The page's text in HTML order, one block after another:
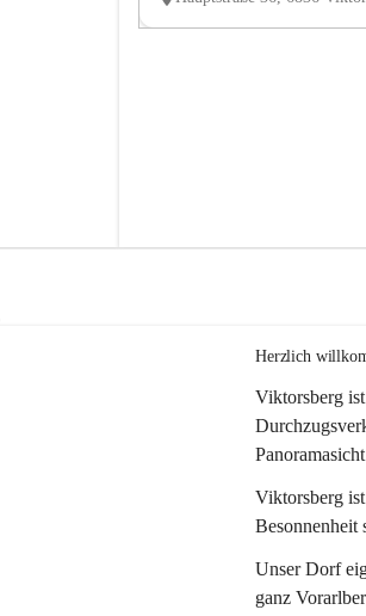
Herzlich
Viktorsberg
Viktorsberg
Besonnenheit
Unser Dorf
ganz